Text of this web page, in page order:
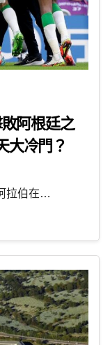
阿根廷之
大冷門？
拉伯在…